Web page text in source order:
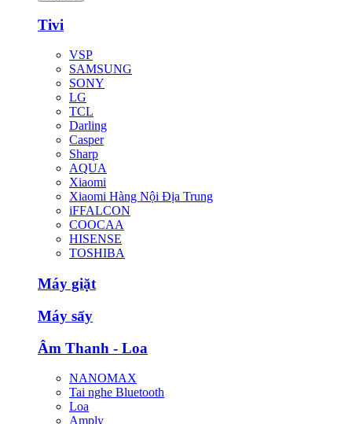
Tivi
VSP
SAMSUNG
SONY
LG
TCL
Darling
Casper
Sharp
AQUA
Xiaomi
Xiaomi Hàng Nội Địa Trung
iFFALCON
COOCAA
HISENSE
TOSHIBA
Máy giặt
Máy sấy
Âm Thanh - Loa
NANOMAX
Tai nghe Bluetooth
Loa
Amply